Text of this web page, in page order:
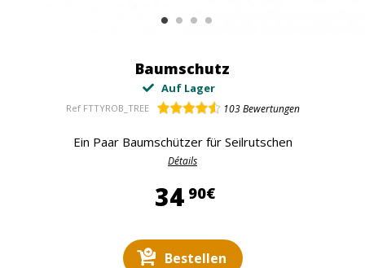
Baumschutz
Auf Lager
Ref FTTYROB_TREE 103Bewertungen
Ein Paar Baumschützer für Seilrutschen
Détails
34 90€34,90 €
Bestellen